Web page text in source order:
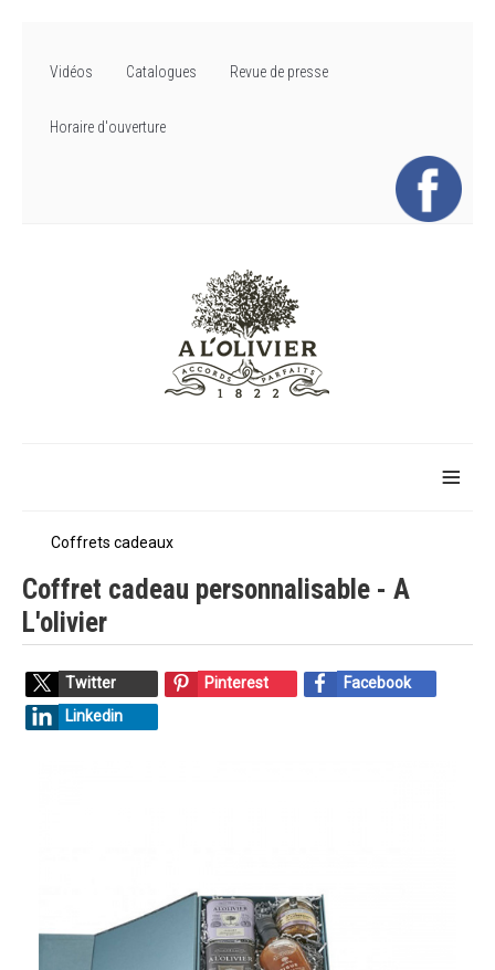
Vidéos Catalogues Revue de presse
Horaire d'ouverture
≡
Coffrets cadeaux
Coffret cadeau personnalisable - A
L'olivier
Twitter Pinterest
Facebook
Linkedin